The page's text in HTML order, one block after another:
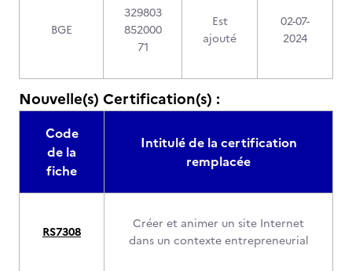
BGE
329803
852000
71
Est
ajouté
02-07-
2024
Nouvelle(s) Certification(s) :
Code
de la
fiche
Intitulé de la certification
remplacée
RS7308
Créer et animer un site Internet
dans un contexte entrepreneurial